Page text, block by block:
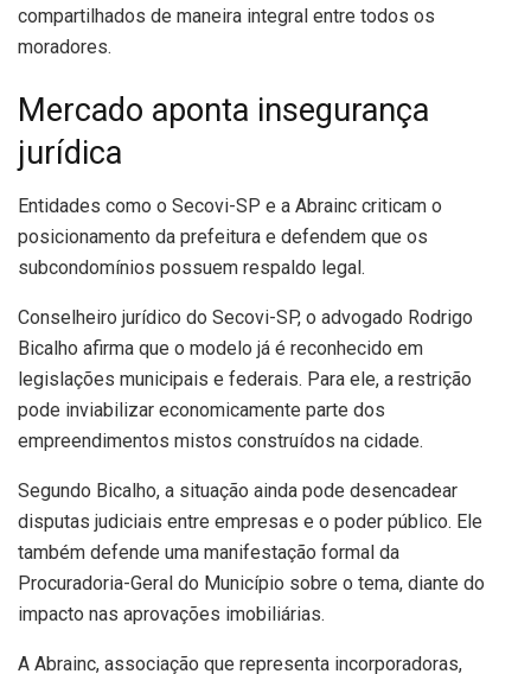
compartilhados de maneira integral entre todos os
moradores.
Mercado aponta insegurança
jurídica
Entidades como o Secovi-SP e a Abrainc criticam o
posicionamento da prefeitura e defendem que os
subcondomínios possuem respaldo legal.
Conselheiro jurídico do Secovi-SP, o advogado Rodrigo
Bicalho afirma que o modelo já é reconhecido em
legislações municipais e federais. Para ele, a restrição
pode inviabilizar economicamente parte dos
empreendimentos mistos construídos na cidade.
Segundo Bicalho, a situação ainda pode desencadear
disputas judiciais entre empresas e o poder público. Ele
também defende uma manifestação formal da
Procuradoria-Geral do Município sobre o tema, diante do
impacto nas aprovações imobiliárias.
A Abrainc, associação que representa incorporadoras,